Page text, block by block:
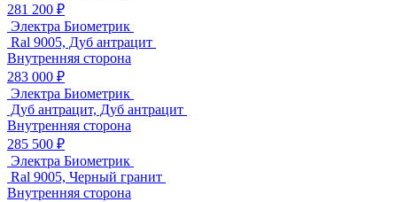
281 200 ₽
Электра Биометрик
Ral 9005, Дуб антрацит
Внутренняя сторона
283 000 ₽
Электра Биометрик
Дуб антрацит, Дуб антрацит
Внутренняя сторона
285 500 ₽
Электра Биометрик
Ral 9005, Черный гранит
Внутренняя сторона